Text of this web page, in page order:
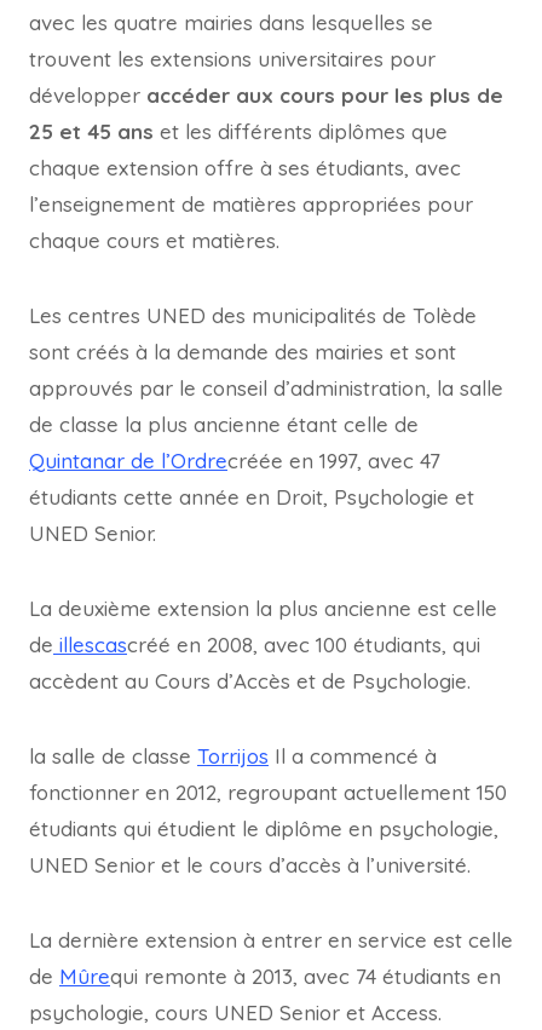
avec les quatre mairies dans lesquelles se
trouvent les extensions universitaires pour
développer accéder aux cours pour les plus de
25 et 45 ans et les différents diplômes que
chaque extension offre à ses étudiants, avec
l’enseignement de matières appropriées pour
chaque cours et matières.
Les centres UNED des municipalités de Tolède
sont créés à la demande des mairies et sont
approuvés par le conseil d’administration, la salle
de classe la plus ancienne étant celle de
Quintanar de l’Ordrecréée en 1997, avec 47
étudiants cette année en Droit, Psychologie et
UNED Senior.
La deuxième extension la plus ancienne est celle
de illescascréé en 2008, avec 100 étudiants, qui
accèdent au Cours d’Accès et de Psychologie.
la salle de classe Torrijos Il a commencé à
fonctionner en 2012, regroupant actuellement 150
étudiants qui étudient le diplôme en psychologie,
UNED Senior et le cours d’accès à l’université.
La dernière extension à entrer en service est celle
de Mûrequi remonte à 2013, avec 74 étudiants en
psychologie, cours UNED Senior et Access.